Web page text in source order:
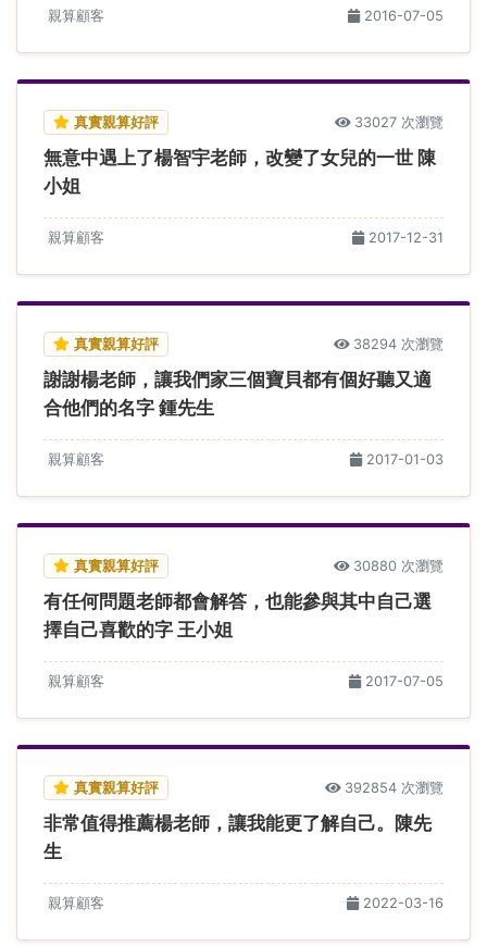
親算顧客 2016-07-05
真實親算好評 33027 次瀏覽
無意中遇上了楊智宇老師，改變了女兒的一世 陳
小姐
親算顧客 2017-12-31
真實親算好評 38294 次瀏覽
謝謝楊老師，讓我們家三個寶貝都有個好聽又適
合他們的名字 鍾先生
親算顧客 2017-01-03
真實親算好評 30880 次瀏覽
有任何問題老師都會解答，也能參與其中自己選
擇自己喜歡的字 王小姐
親算顧客 2017-07-05
真實親算好評 392854 次瀏覽
非常值得推薦楊老師，讓我能更了解自己。陳先
生
親算顧客 2022-03-16